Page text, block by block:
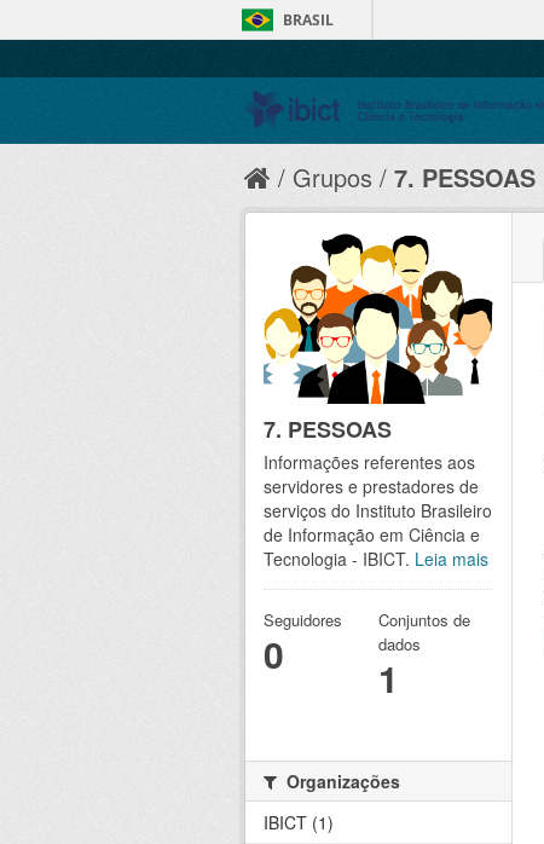
BRASIL
Grupos 7. PESSOAS
7. PESSOAS
Informações referentes aos
servidores e prestadores de
serviços do Instituto Brasileiro
de Informação em Ciência e
Tecnologia - IBICT. Leia mais
Seguidores
0
Conjuntos de
dados
1
Organizações
IBICT (1)